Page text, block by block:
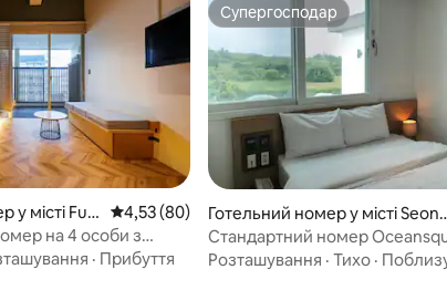
149
у місті Fuk
Середня оцінка: 4,53 з 5, відгуки: 80
4,53 (80)
на 4 особи з
кухня з пральною
· Прибуття
Супергосподар
Супергосподар
Готельний номер у місті
san-eup, Seogwipo-si
Стандартний номер
Розташування · Тихо ·